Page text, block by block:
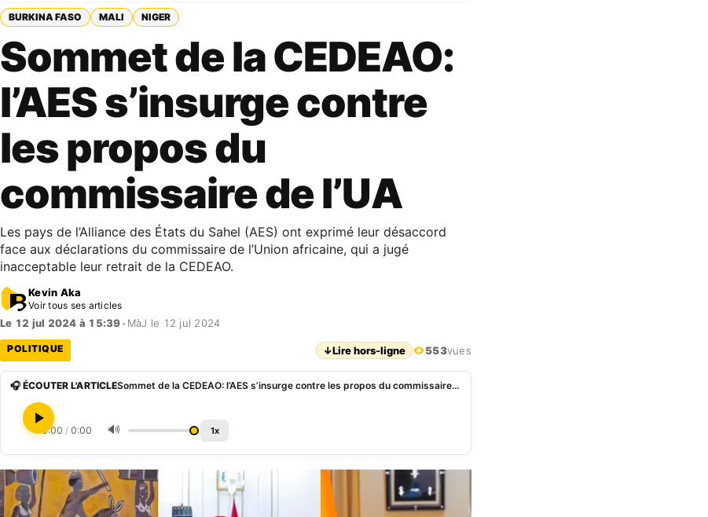
BURKINA FASO MALI NIGER
Sommet de la CEDEAO:
l’AES s’insurge contre
les propos du
commissaire de l’UA
Les pays de l’Alliance des États du Sahel (AES) ont exprimé leur désaccord
face aux déclarations du commissaire de l’Union africaine, qui a jugé
inacceptable leur retrait de la CEDEAO.
Kevin Aka
Voir tous ses articles
Le 12 jul 2024 à 15:39• MàJ le 12 jul 2024
POLITIQUE ↓Lire hors-ligne 553vues
🎧 ÉCOUTER L'ARTICLE Sommet de la CEDEAO: l’AES s’insurge contre les propos du commissaire de l’UA
0:00 / 0:00 🔊 1x